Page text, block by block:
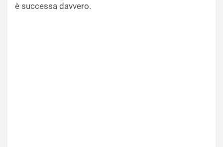
è successa davvero.